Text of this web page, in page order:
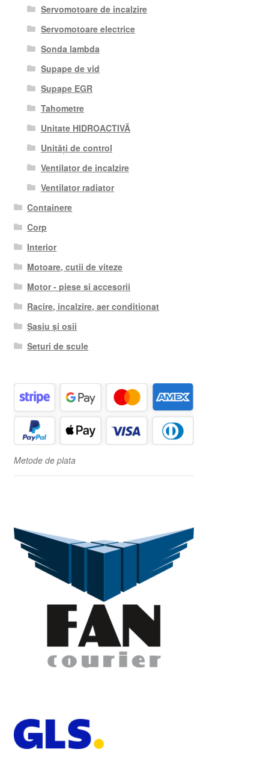
Servomotoare de incalzire
Servomotoare electrice
Sonda lambda
Supape de vid
Supape EGR
Tahometre
Unitate HIDROACTIVĂ
Unități de control
Ventilator de incalzire
Ventilator radiator
Containere
Corp
Interior
Motoare, cutii de viteze
Motor - piese si accesorii
Racire, incalzire, aer conditionat
Șasiu și osii
Seturi de scule
Metode de plata